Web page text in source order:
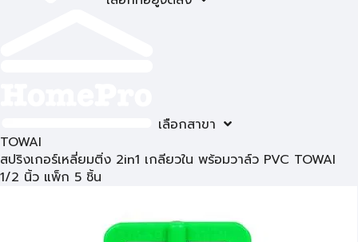
เลือกสาขา
TOWAI
สปริงเกอร์เหลี่ยมติ่ง 2in1 เกลียวใน พร้อมวาล์ว PVC TOWAI
1/2 นิ้ว แพ็ก 5 ชิ้น